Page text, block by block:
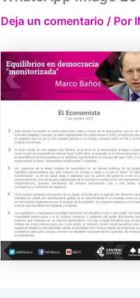
Deja un comentario / Por